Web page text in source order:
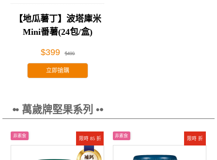
【地瓜薯丁】波塔庫米
Mini番薯(24包/盒)
$399 $499
立即搶購
⦁• 萬歲牌堅果系列 •⦁
限時 85 折
非素食
限時 折
非素食